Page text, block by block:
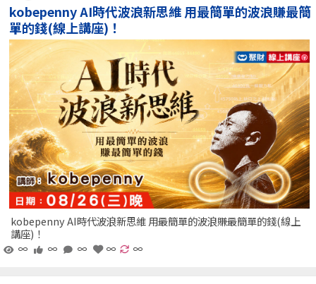
kobepenny AI時代波浪新思維 用最簡單的波浪賺最簡
單的錢(線上講座)！
kobepenny AI時代波浪新思維 用最簡單的波浪賺最簡單的錢(線上
講座)！
∞
∞ ∞ ∞ ∞